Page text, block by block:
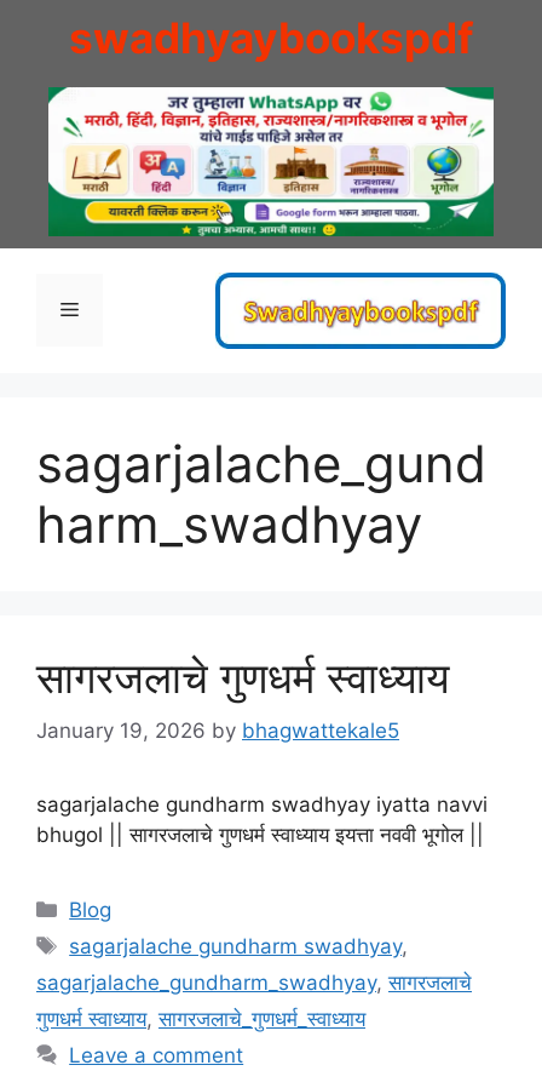
swadhyaybookspdf
Menu
sagarjalache_gund
harm_swadhyay
सागरजलाचे गुणधर्म स्वाध्याय
January 19, 2026 by bhagwattekale5
sagarjalache gundharm swadhyay iyatta navvi
bhugol || सागरजलाचे गुणधर्म स्वाध्याय इयत्ता नववी भूगोल ||
Categories
Blog
Tags
sagarjalache gundharm swadhyay,
sagarjalache_gundharm_swadhyay,सागरजलाचे
गुणधर्म स्वाध्याय,सागरजलाचे_गुणधर्म_स्वाध्याय
Leave a comment